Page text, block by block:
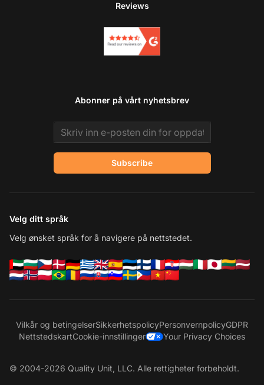
Reviews
Abonner på vårt nyhetsbrev
Email address
Subscribe
Velg ditt språk
Velg ønsket språk for å navigere på nettstedet.
Vilkår og betingelserSikkerhetspolicyPersonvernpolicyGDPR
NettstedskartCookie-innstillinger Your Privacy Choices
© 2004-2026 Quality Unit, LLC. Alle rettigheter forbeholdt.